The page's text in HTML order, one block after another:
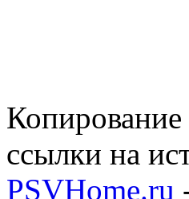
Копирование
ссылки на
PSVHome.ru